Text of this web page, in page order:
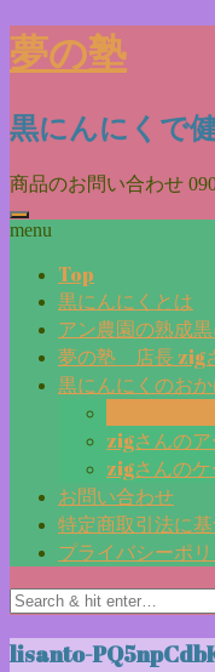
Skip
to
content
夢の塾
黒にんにくで
商品のお問い合わせ
menu
Top
黒にんにくとは
アン農園の熟成黒
夢の塾 店長 zig
黒にんにくのお
zigさんの
zigさんの
お問い合わせ
特定商取引法に
プライバシーポ
lisanto-